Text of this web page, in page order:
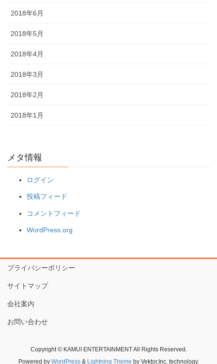
2018年6月
2018年5月
2018年4月
2018年3月
2018年2月
2018年1月
メタ情報
ログイン
投稿フィード
コメントフィード
WordPress.org
プライバシーポリシー
サイトマップ
会社案内
お問い合わせ
Copyright © KAMUI ENTERTAINMENT All Rights Reserved.
Powered by WordPress& Lightning Theme by Vektor,Inc. technology.